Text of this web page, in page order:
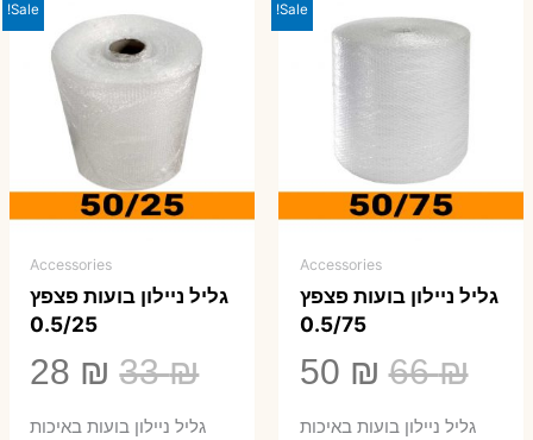
Sale!
Accessories
גליל ניילון בועות פצפץ
0.5/75
66₪
המחיר
המקורי
50 ₪
הנוכחיגליל ניילון בועות באיכות
Sale!
Accessories
גליל ניילון בועות פצפץ
0.5/25
33₪
המחיר
המקורי
28 ₪
גליל ניילון בועות באיכות